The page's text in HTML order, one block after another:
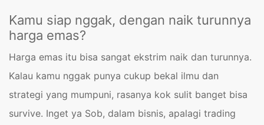
Kamu siap nggak, dengan naik turunnya
harga emas?
Harga emas itu bisa sangat ekstrim naik dan turunnya.
Kalau kamu nggak punya cukup bekal ilmu dan
strategi yang mumpuni, rasanya kok sulit banget bisa
survive. Inget ya Sob, dalam bisnis, apalagi trading